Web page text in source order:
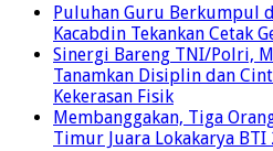
Puluhan Guru Berkumpul
Kacabdin Tekankan Cetak
Sinergi Bareng TNI/Polri,
Tanamkan Disiplin dan
Kekerasan Fisik
Membanggakan, Tiga
Timur Juara Lokakarya BTI